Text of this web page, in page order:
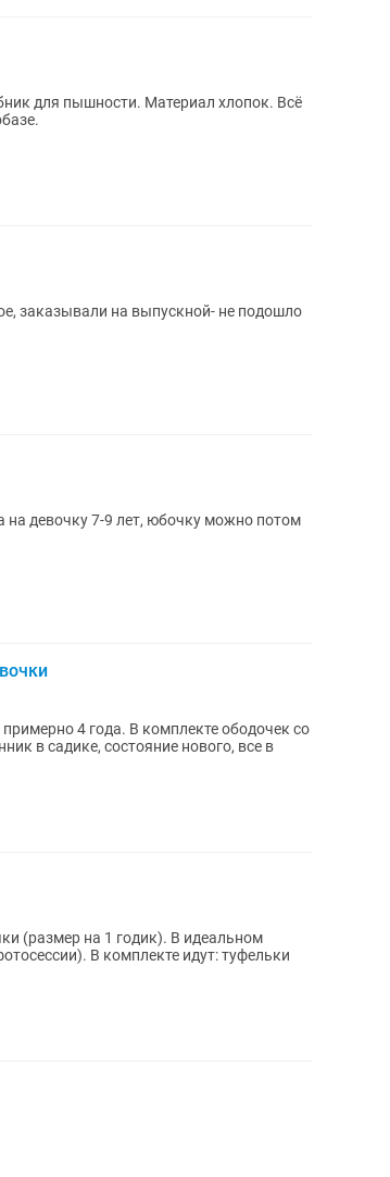
для пышности. Материал хлопок. Всё
заказывали на выпускной- не подошло
девочку 7-9 лет, юбочку можно потом
4 года. В комплекте ободочек со
в садике, состояние нового, все в
(размер на 1 годик). В идеальном
В комплекте идут: туфельки